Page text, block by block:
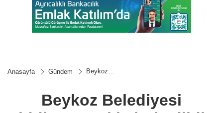
Anasayfa Gündem
Beykoz
kabul edildi
Beykoz Belediyesi